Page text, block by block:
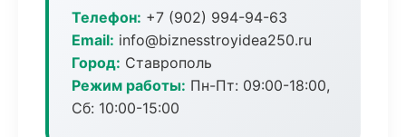
Телефон: +7 (902) 994-94-63
Email: info@biznesstroyidea250.ru
Город: Ставрополь
Режим работы: Пн-Пт: 09:00-18:00,
Сб: 10:00-15:00